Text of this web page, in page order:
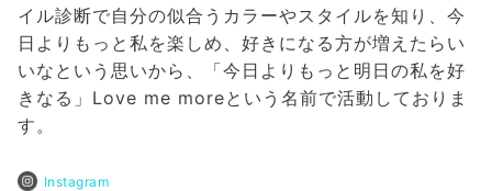
イル診断で自分の似合うカラーやスタイルを知り、今
日よりもっと私を楽しめ、好きになる方が増えたらい
いなという思いから、「今日よりもっと明日の私を好
きなる」Love me moreという名前で活動しておりま
す。
Instagram